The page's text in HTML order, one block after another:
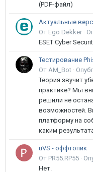
(PDF-файл)
Актуальные
От Ego Dekker ·
ESET Cyber
От AM_Bot ·
Теория звучит
практике? Мы
решили не
возможностей.
платформу на
каким
uVS - оффтопик
От PR55.RP55 ·
Нет.